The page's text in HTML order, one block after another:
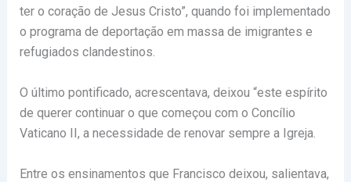
ter o coração de Jesus Cristo”, quando foi implementado
o programa de deportação em massa de imigrantes e
refugiados clandestinos.
O último pontificado, acrescentava, deixou “este espírito
de querer continuar o que começou com o Concílio
Vaticano II, a necessidade de renovar sempre a Igreja.
Entre os ensinamentos que Francisco deixou, salientava,